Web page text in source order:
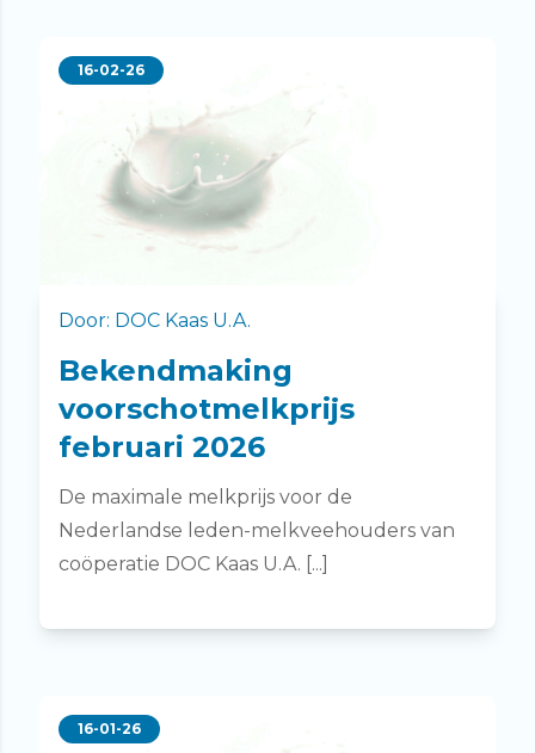
16-02-26
Door: DOC Kaas U.A.
Bekendmaking
voorschotmelkprijs
februari 2026
De maximale melkprijs voor de
Nederlandse leden-melkveehouders van
coöperatie DOC Kaas U.A. [...]
16-01-26